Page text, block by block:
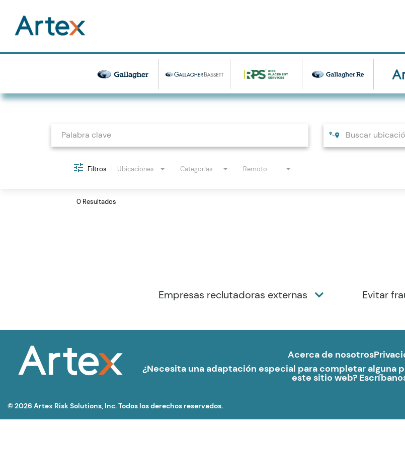
Job Search Page
Filtros Ubicaciones Categorías Remoto
0 Resultados
Empresas reclutadoras externas Evitar
Acerca de nosotros
¿Necesita una adaptación especial para completar
este sitio web?
© 2026 Artex Risk Solutions, Inc. Todos los derechos reservados.